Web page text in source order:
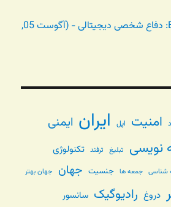
سایت – BlackHat: دفاع شخصی دیجیتالی - (آگوست 05,
امنیت اپل ایران ایمنی
نویسی تبلیغ ترفند تکنولوژی
شناسی جمعه ها جنسیت جهان جهان بهتر
دروغ رادیوگیک سانسور